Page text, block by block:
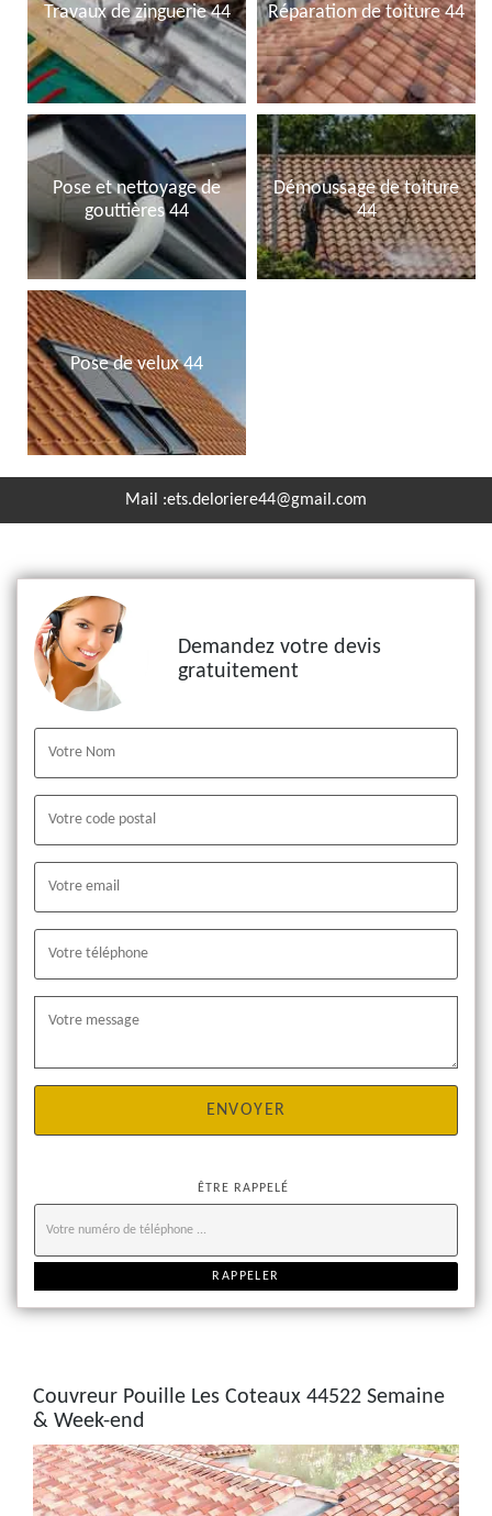
Travaux de zinguerie 44 Réparation de toiture 44
Pose et nettoyage de
gouttières 44
Démoussage de toiture
44
Pose de velux 44
Mail :ets.deloriere44@gmail.com
Demandez votre devis
gratuitement
ÊTRE RAPPELÉ
Couvreur Pouille Les Coteaux 44522 Semaine
& Week-end